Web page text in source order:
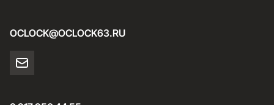
OCLOCK@OCLOCK63.RU